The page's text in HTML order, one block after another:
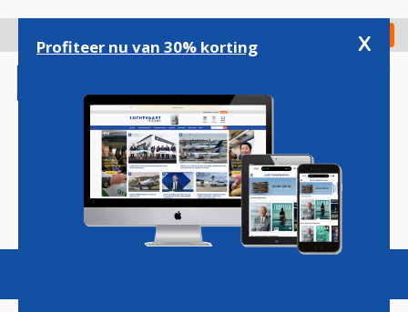
gaan
Check in
Magazine Podcasts Vacatures
Profiteer nu van 30% korting x